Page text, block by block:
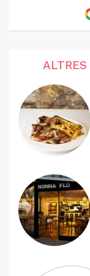
ALTRES